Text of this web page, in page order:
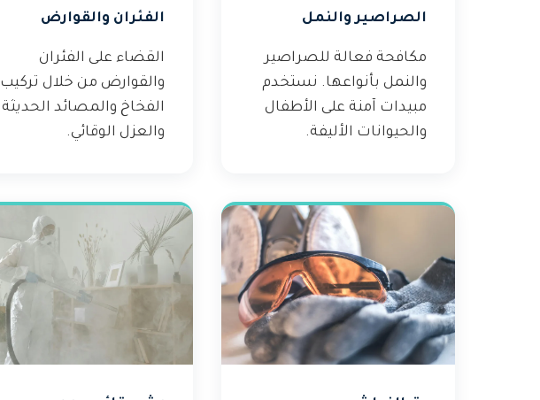
الصراصير والنمل
مكافحة فعالة للصراصير
والنمل بأنواعها. نستخدم
مبيدات آمنة على الأطفال
والحيوانات الأليفة.
الفئران والقوارض
القضاء على الفئران
والقوارض من خلال تركيب
الفخاخ والمصائد الحديثة
والعزل الوقائي.